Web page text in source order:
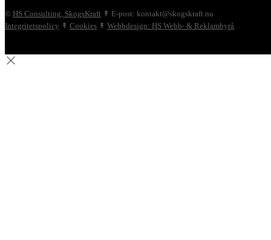
© HS Consulting, SkogsKraft ↟ E-post: kontakt@skogskraft.nu
Integritetspolicy ↟ Cookies ↟ Webbdesign: HS Webb- & Reklambyrå